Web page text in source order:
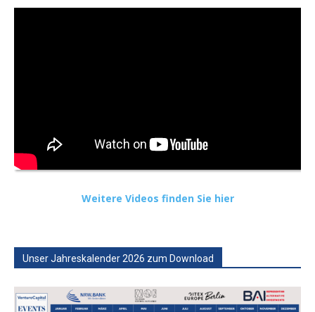
Weitere Videos finden Sie hier
Unser Jahreskalender 2026 zum Download